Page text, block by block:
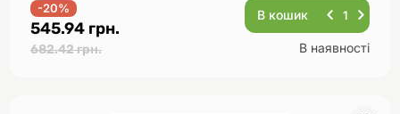
-20%
545.94 грн.
682.42 грн.
В кошик
В наявності